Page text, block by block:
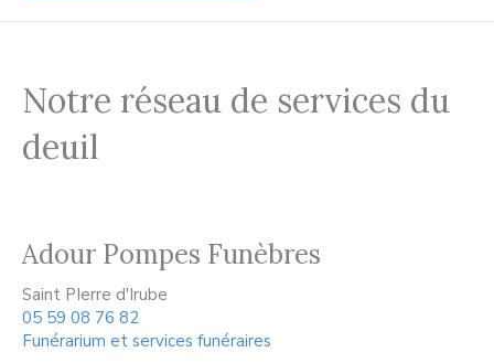
Notre réseau de services du
deuil
Adour Pompes Funèbres
Saint PIerre d'Irube
05 59 08 76 82
Funérarium et services funéraires